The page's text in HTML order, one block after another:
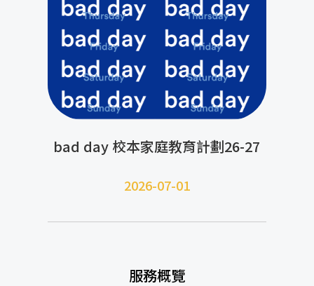
bad day 校本家庭教育計劃26-27
2026-07-01
服務概覽